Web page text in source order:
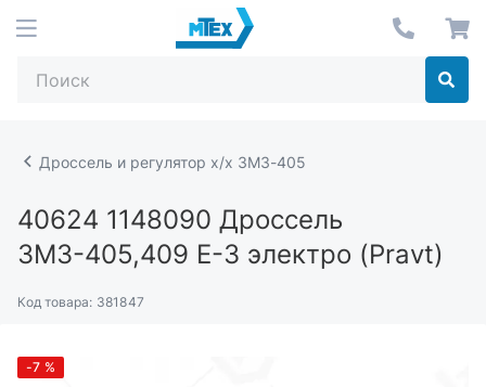
Дроссель и регулятор х/х ЗМЗ-405
40624 1148090 Дроссель
ЗМЗ-405,409 Е-3 электро (Pravt)
Код товара: 381847
-7 %